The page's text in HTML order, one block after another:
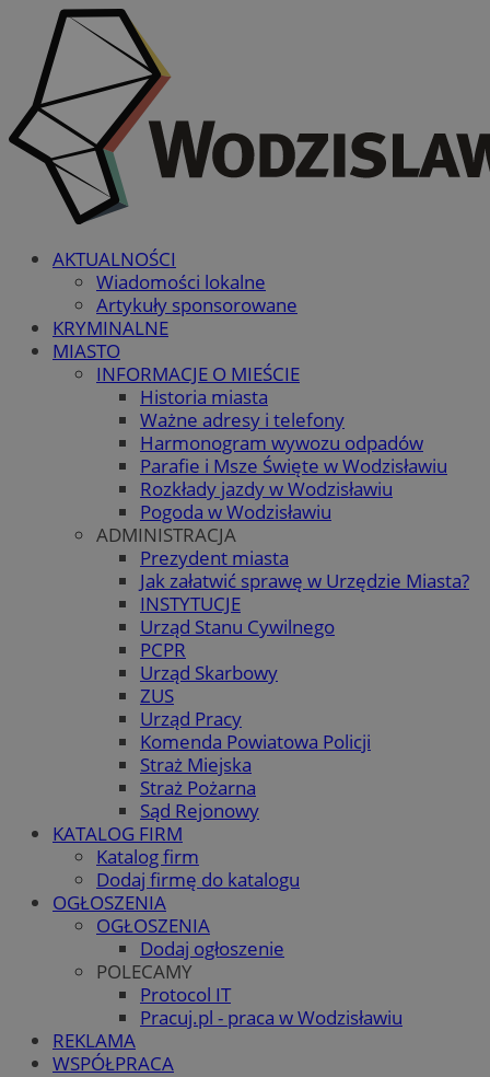
AKTUALNOŚCI
Wiadomości lokalne
Artykuły sponsorowane
KRYMINALNE
MIASTO
INFORMACJE O MIEŚCIE
Historia miasta
Ważne adresy i telefony
Harmonogram wywozu odpadów
Parafie i Msze Święte w Wodzisławiu
Rozkłady jazdy w Wodzisławiu
Pogoda w Wodzisławiu
ADMINISTRACJA
Prezydent miasta
Jak załatwić sprawę w Urzędzie Miasta?
INSTYTUCJE
Urząd Stanu Cywilnego
PCPR
Urząd Skarbowy
ZUS
Urząd Pracy
Komenda Powiatowa Policji
Straż Miejska
Straż Pożarna
Sąd Rejonowy
KATALOG FIRM
Katalog firm
Dodaj firmę do katalogu
OGŁOSZENIA
OGŁOSZENIA
Dodaj ogłoszenie
POLECAMY
Protocol IT
Pracuj.pl - praca w Wodzisławiu
REKLAMA
WSPÓŁPRACA